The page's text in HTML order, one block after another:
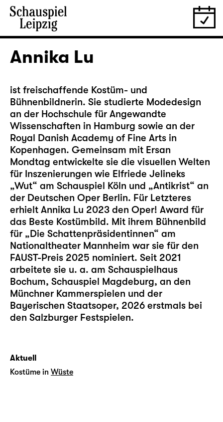
Annika Lu
ist freischaffende Kostüm- und
Bühnenbildnerin. Sie studierte Modedesign
an der Hochschule für Angewandte
Wissenschaften in Hamburg sowie an der
Royal Danish Academy of Fine Arts in
Kopenhagen. Gemeinsam mit Ersan
Mondtag entwickelte sie die visuellen Welten
für Inszenierungen wie Elfriede Jelineks
„Wut“ am Schauspiel Köln und „Antikrist“ an
der Deutschen Oper Berlin. Für Letzteres
erhielt Annika Lu 2023 den Oper! Award für
das Beste Kostümbild. Mit ihrem Bühnenbild
für „Die Schattenpräsidentinnen“ am
Nationaltheater Mannheim war sie für den
FAUST-Preis 2025 nominiert. Seit 2021
arbeitete sie u. a. am Schauspielhaus
Bochum, Schauspiel Magdeburg, an den
Münchner Kammerspielen und der
Bayerischen Staatsoper, 2026 erstmals bei
den Salzburger Festspielen.
Aktuell
Kostüme in Wüste